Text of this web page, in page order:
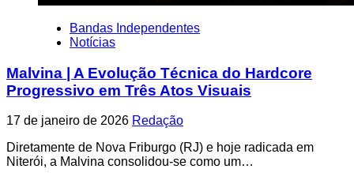
Bandas Independentes
Notícias
Malvina | A Evolução Técnica do Hardcore
Progressivo em Três Atos Visuais
17 de janeiro de 2026 Redação
Diretamente de Nova Friburgo (RJ) e hoje radicada em
Niterói, a Malvina consolidou-se como um…